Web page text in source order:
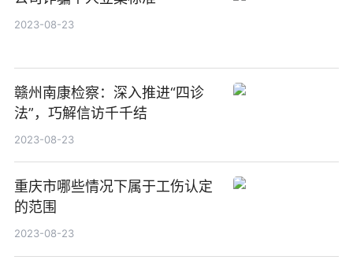
2023-08-23
赣州南康检察：深入推进“四诊
法”，巧解信访千千结
2023-08-23
重庆市哪些情况下属于工伤认定
的范围
2023-08-23